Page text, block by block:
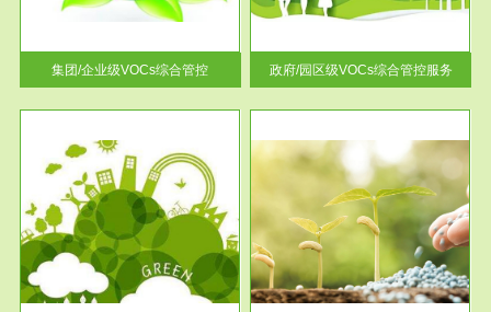
集团/企业级VOCs综合管控
合整治方案》文件要求，到2017
年，全...
政府/园区级VOCs综合管控服务
服务范围
土壤修复